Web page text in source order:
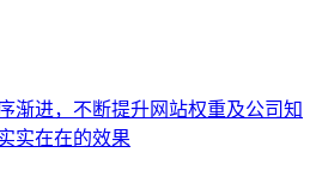
渐进，不断提升网站权重及公司知
实在在的效果